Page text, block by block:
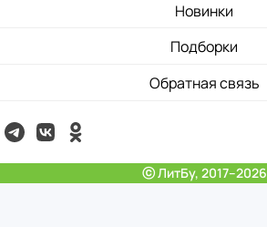
Новинки
Подборки
Обратная связь
ⓒ ЛитБу, 2017–2026